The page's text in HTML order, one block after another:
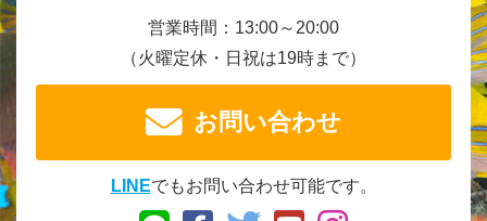
営業時間：13:00～20:00
（火曜定休・日祝は19時まで）
お問い合わせ
LINEでもお問い合わせ可能です。